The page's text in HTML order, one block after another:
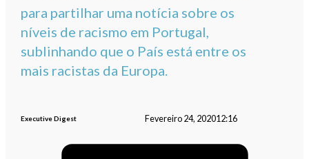
para partilhar uma notícia sobre os
níveis de racismo em Portugal,
sublinhando que o País está entre os
mais racistas da Europa.
Executive Digest Fevereiro 24, 202012:16